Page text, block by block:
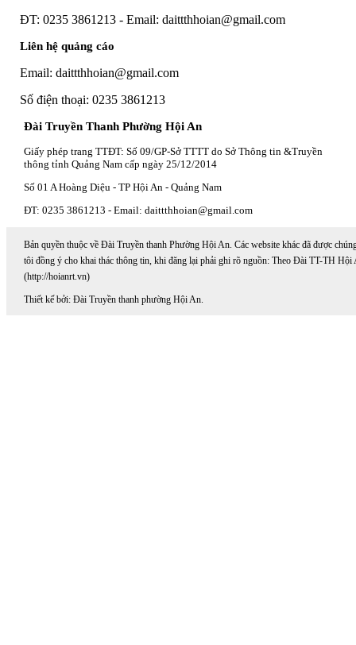
ĐT: 0235 3861213 - Email: daittthhoian@gmail.com
Liên hệ quảng cáo
Email: daittthhoian@gmail.com
Số điện thoại: 0235 3861213
Đài Truyền Thanh Phường Hội An
Giấy phép trang TTĐT: Số 09/GP-Sở TTTT do Sở Thông tin &Truyền
thông tỉnh Quảng Nam cấp ngày 25/12/2014
Số 01 A Hoàng Diệu - TP Hội An - Quảng Nam
ĐT: 0235 3861213 - Email: daittthhoian@gmail.com
Bản quyền thuộc về Đài Truyền thanh Phường Hội An. Các website khác đã được
tôi đồng ý cho khai thác thông tin, khi đăng lại phải ghi rõ nguồn: Theo Đài TT-TH Hội
(http://hoianrt.vn)
Thiết kế bởi: Đài Truyền thanh phường Hội An.